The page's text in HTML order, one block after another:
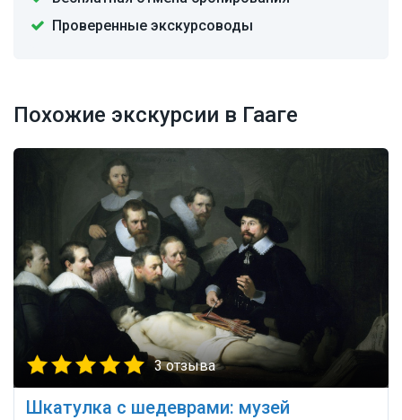
Проверенные экскурсоводы
Похожие экскурсии в Гааге
3 отзыва
Шкатулка с шедеврами: музей